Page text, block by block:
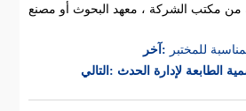
آخر: للمختبر
التالي: الطابعة لإدارة الحدث